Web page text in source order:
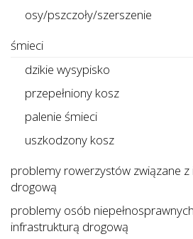
osy/pszczoły/szerszenie
śmieci
dzikie wysypisko
przepełniony kosz
palenie śmieci
uszkodzony kosz
problemy rowerzystów związane
drogową
problemy osób
infrastrukturą drogową